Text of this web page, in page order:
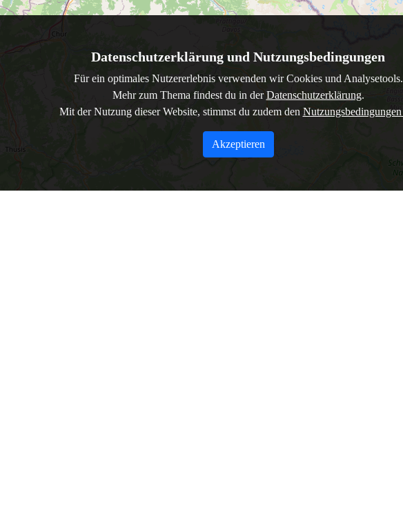
Datenschutzerklärung und Nutzungsbedingungen
Für ein optimales Nutzererlebnis verwenden wir Cookies und Analysetools.
Mehr zum Thema findest du in derDatenschutzerklärung.
Mit der Nutzung dieser Website, stimmst du zudem den Nutzungsbedingungen
Akzeptieren